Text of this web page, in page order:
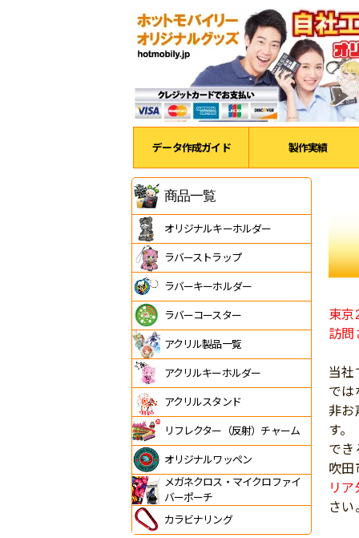
データ作成ガイド 製作実績
商品一覧
オリジナルキーホルダー
ラバーストラップ
ラバーキーホルダー
ラバーコースター
アクリル製品一覧
アクリルキーホルダー
アクリルスタンド
リフレクター（反射）チャーム
オリジナルワッペン
メガネクロス・マイクロファイ
バーポーチ
カラビナリング
東京
訪問
当社
では
非お
す。
でき
吹田
リ
さい